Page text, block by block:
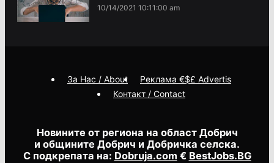
10/14/2021 10:11:00 am
Новините от региона на област Добрич
и общините Добрич и Добричка селска.
С подкрепата на: Dobruja.com € BestJobs.BG
За Нас / About
Реклама €$£ Advertis
Контакт / Contact